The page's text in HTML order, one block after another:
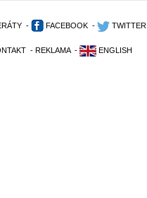
- FACEBOOK - TWITTER
- REKLAMA - ENGLISH